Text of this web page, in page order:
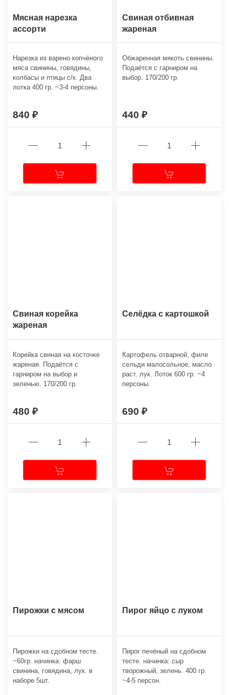
Мясная нарезка
ассорти
Нарезка из варено копчёного
мяса свинины, говядины,
колбасы и птицы с/к. Два
лотка 400 гр. ~3-4 персоны.
840
Свиная отбивная
жареная
Обжаренная мякоть свинины.
Подаётся с гарниром на
выбор. 170/200 гр.
440
Свиная корейка
жареная
Корейка свиная на косточке
жареная. Подаётся с
гарниром на выбор и
зеленью. 170/200 гр.
480
Селёдка с картошкой
Картофель отварной, филе
сельди малосольное, масло
раст. лук. Лоток 600 гр. ~4
персоны.
690
Пирожки с мясом
Пирожки на сдобном тесте.
~60гр. начинка: фарш
свинина, говядина, лук. в
наборе 5шт.
Пирог яйцо с луком
Пирог печёный на сдобном
тесте. начинка: сыр
творожный, зелень. 400 гр.
~4-5 персон.